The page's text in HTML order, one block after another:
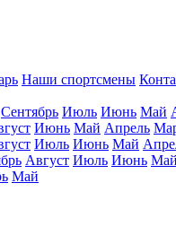
Наши спортсмены
Сентябрь Июль Июнь Май
Июнь Май Апрель
Июль Июнь Май
Август Июль Июнь Май
Май